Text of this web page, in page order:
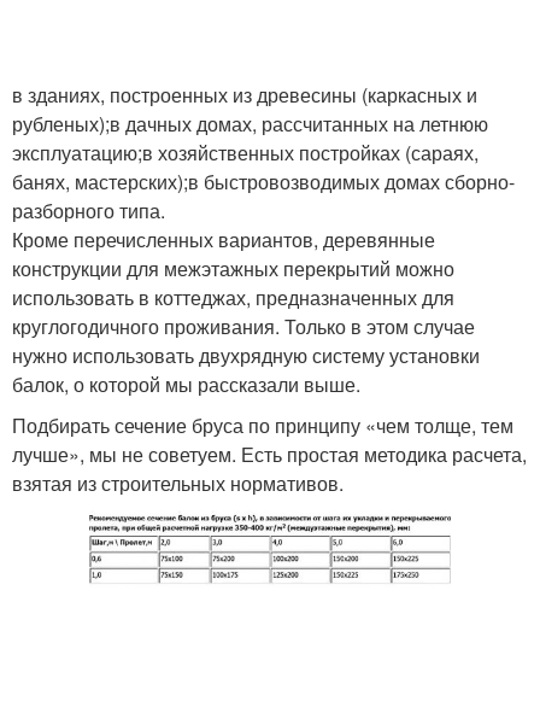
в зданиях, построенных из древесины (каркасных и
рубленых);в дачных домах, рассчитанных на летнюю
эксплуатацию;в хозяйственных постройках (сараях,
банях, мастерских);в быстровозводимых домах сборно-
разборного типа.
Кроме перечисленных вариантов, деревянные
конструкции для межэтажных перекрытий можно
использовать в коттеджах, предназначенных для
круглогодичного проживания. Только в этом случае
нужно использовать двухрядную систему установки
балок, о которой мы рассказали выше.
Подбирать сечение бруса по принципу «чем толще, тем
лучше», мы не советуем. Есть простая методика расчета,
взятая из строительных нормативов.